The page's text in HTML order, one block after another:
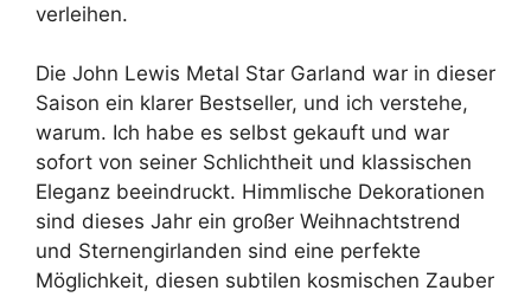
verleihen.
Die John Lewis Metal Star Garland war in dieser
Saison ein klarer Bestseller, und ich verstehe,
warum. Ich habe es selbst gekauft und war
sofort von seiner Schlichtheit und klassischen
Eleganz beeindruckt. Himmlische Dekorationen
sind dieses Jahr ein großer Weihnachtstrend
und Sternengirlanden sind eine perfekte
Möglichkeit, diesen subtilen kosmischen Zauber